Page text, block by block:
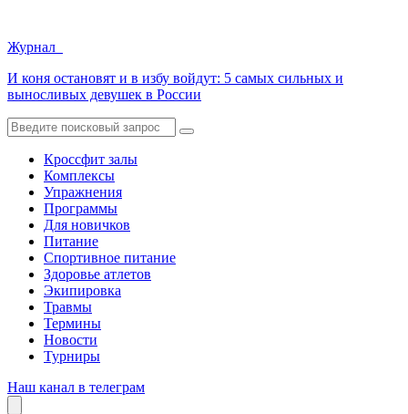
Журнал
И коня остановят и в избу войдут: 5 самых сильных и
выносливых девушек в России
Кроссфит залы
Комплексы
Упражнения
Программы
Для новичков
Питание
Спортивное питание
Здоровье атлетов
Экипировка
Травмы
Термины
Новости
Турниры
Наш канал в телеграм